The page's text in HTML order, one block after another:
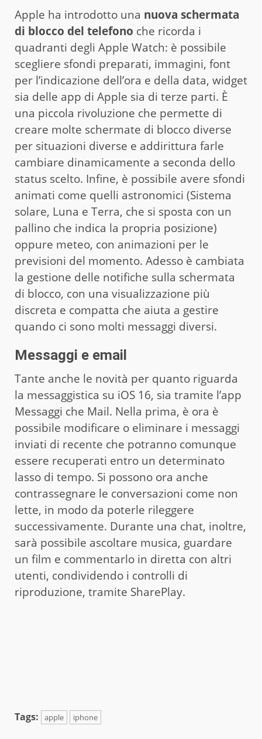
Apple ha introdotto una nuova schermata
di blocco del telefono che ricorda i
quadranti degli Apple Watch: è possibile
scegliere sfondi preparati, immagini, font
per l’indicazione dell’ora e della data, widget
sia delle app di Apple sia di terze parti. È
una piccola rivoluzione che permette di
creare molte schermate di blocco diverse
per situazioni diverse e addirittura farle
cambiare dinamicamente a seconda dello
status scelto. Infine, è possibile avere sfondi
animati come quelli astronomici (Sistema
solare, Luna e Terra, che si sposta con un
pallino che indica la propria posizione)
oppure meteo, con animazioni per le
previsioni del momento. Adesso è cambiata
la gestione delle notifiche sulla schermata
di blocco, con una visualizzazione più
discreta e compatta che aiuta a gestire
quando ci sono molti messaggi diversi.
Messaggi e email
Tante anche le novità per quanto riguarda
la messaggistica su iOS 16, sia tramite l’app
Messaggi che Mail. Nella prima, è ora è
possibile modificare o eliminare i messaggi
inviati di recente che potranno comunque
essere recuperati entro un determinato
lasso di tempo. Si possono ora anche
contrassegnare le conversazioni come non
lette, in modo da poterle rileggere
successivamente. Durante una chat, inoltre,
sarà possibile ascoltare musica, guardare
un film e commentarlo in diretta con altri
utenti, condividendo i controlli di
riproduzione, tramite SharePlay.
Tags: apple iphone